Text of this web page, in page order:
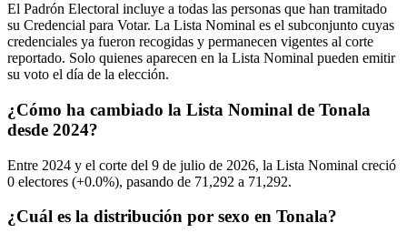
El Padrón Electoral incluye a todas las personas que han tramitado
su Credencial para Votar. La Lista Nominal es el subconjunto cuyas
credenciales ya fueron recogidas y permanecen vigentes al corte
reportado. Solo quienes aparecen en la Lista Nominal pueden emitir
su voto el día de la elección.
¿Cómo ha cambiado la Lista Nominal de Tonala
desde 2024?
Entre 2024 y el corte del 9 de julio de 2026, la Lista Nominal creció
0 electores (+0.0%), pasando de 71,292 a 71,292.
¿Cuál es la distribución por sexo en Tonala?